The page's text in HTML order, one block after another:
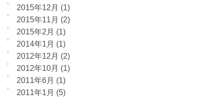
2015年12月 (1)
2015年11月 (2)
2015年2月 (1)
2014年1月 (1)
2012年12月 (2)
2012年10月 (1)
2011年6月 (1)
2011年1月 (5)